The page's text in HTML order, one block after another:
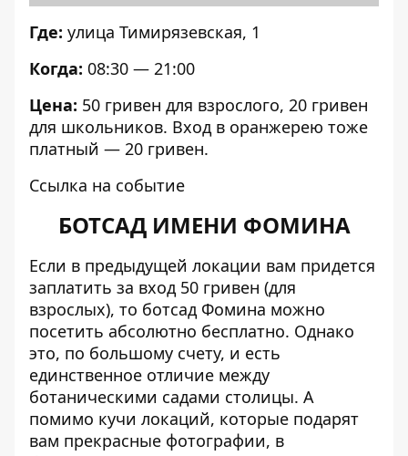
Где: улица Тимирязевская, 1
Когда: 08:30 — 21:00
Цена: 50 гривен для взрослого, 20 гривен
для школьников. Вход в оранжерею тоже
платный — 20 гривен.
Ссылка на событие
БОТСАД ИМЕНИ ФОМИНА
Если в предыдущей локации вам придется
заплатить за вход 50 гривен (для
взрослых), то ботсад Фомина можно
посетить абсолютно бесплатно. Однако
это, по большому счету, и есть
единственное отличие между
ботаническими садами столицы. А
помимо кучи локаций, которые подарят
вам прекрасные фотографии, в